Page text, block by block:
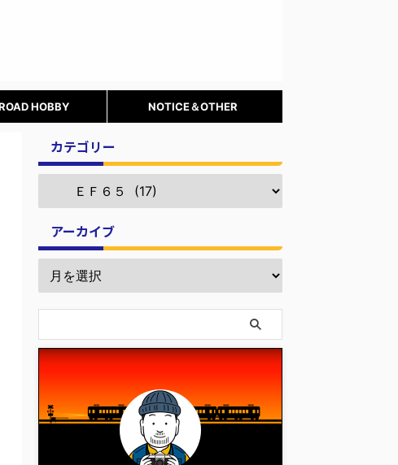
HOBBY NOTICE＆OTHER
カテゴリー
アーカイブ